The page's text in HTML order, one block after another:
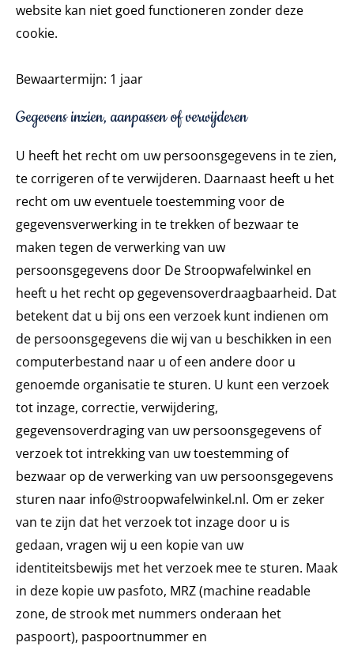
website kan niet goed functioneren zonder deze
cookie.
Bewaartermijn: 1 jaar
Gegevens inzien, aanpassen of verwijderen
U heeft het recht om uw persoonsgegevens in te zien,
te corrigeren of te verwijderen. Daarnaast heeft u het
recht om uw eventuele toestemming voor de
gegevensverwerking in te trekken of bezwaar te
maken tegen de verwerking van uw
persoonsgegevens door De Stroopwafelwinkel en
heeft u het recht op gegevensoverdraagbaarheid. Dat
betekent dat u bij ons een verzoek kunt indienen om
de persoonsgegevens die wij van u beschikken in een
computerbestand naar u of een andere door u
genoemde organisatie te sturen. U kunt een verzoek
tot inzage, correctie, verwijdering,
gegevensoverdraging van uw persoonsgegevens of
verzoek tot intrekking van uw toestemming of
bezwaar op de verwerking van uw persoonsgegevens
sturen naar info@stroopwafelwinkel.nl. Om er zeker
van te zijn dat het verzoek tot inzage door u is
gedaan, vragen wij u een kopie van uw
identiteitsbewijs met het verzoek mee te sturen. Maak
in deze kopie uw pasfoto, MRZ (machine readable
zone, de strook met nummers onderaan het
paspoort), paspoortnummer en